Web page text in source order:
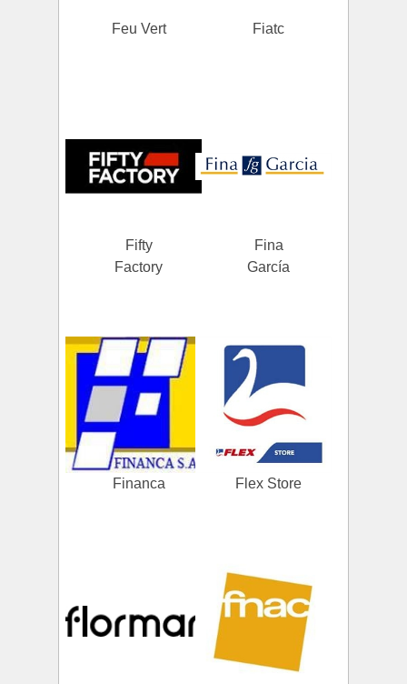
Feu Vert Fiatc
Fifty
Factory
Fina
García
Financa Flex Store